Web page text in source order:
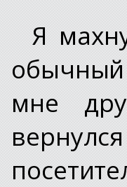
Я
мне